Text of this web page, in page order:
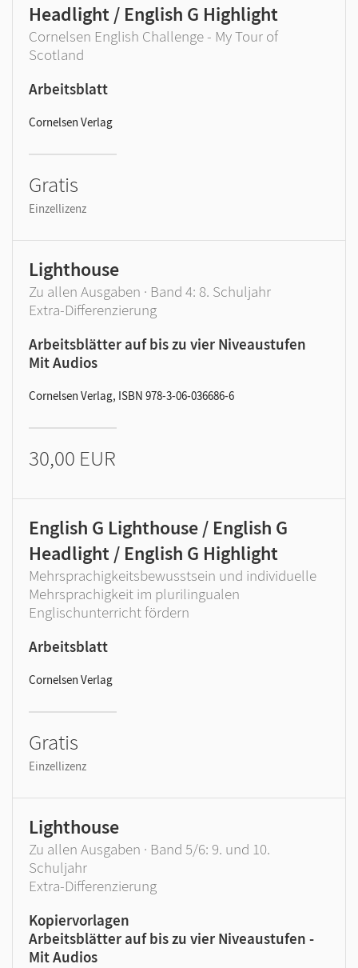
Headlight / English G Highlight
Cornelsen English Challenge - My Tour of
Scotland
Arbeitsblatt
Cornelsen Verlag
Gratis
Einzellizenz
Lighthouse
Zu allen Ausgaben · Band 4: 8. Schuljahr
Extra-Differenzierung
Arbeitsblätter auf bis zu vier Niveaustufen
Mit Audios
Cornelsen Verlag, ISBN 978-3-06-036686-6
30,00 EUR
English G Lighthouse / English G
Headlight / English G Highlight
Mehrsprachigkeitsbewusstsein und individuelle
Mehrsprachigkeit im plurilingualen
Englischunterricht fördern
Arbeitsblatt
Cornelsen Verlag
Gratis
Einzellizenz
Lighthouse
Zu allen Ausgaben · Band 5/6: 9. und 10.
Schuljahr
Extra-Differenzierung
Kopiervorlagen
Arbeitsblätter auf bis zu vier Niveaustufen -
Mit Audios